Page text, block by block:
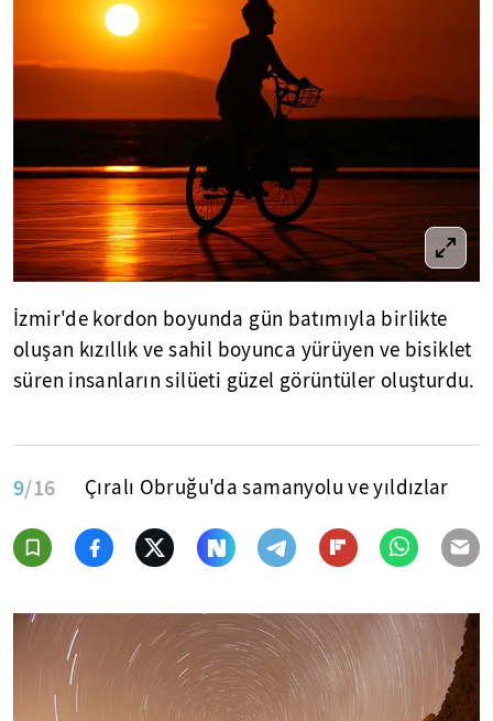
İzmir'de kordon boyunda gün batımıyla birlikte
oluşan kızıllık ve sahil boyunca yürüyen ve bisiklet
süren insanların silüeti güzel görüntüler oluşturdu.
9/16 Çıralı Obruğu'da samanyolu ve yıldızlar